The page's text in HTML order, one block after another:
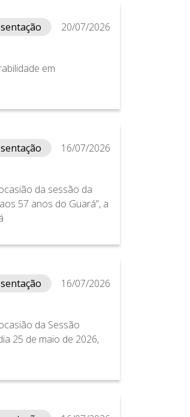
20/07/2026
em
16/07/2026
da sessão da
57 anos do Guará”, a
16/07/2026
da Sessão
25 de maio de 2026,